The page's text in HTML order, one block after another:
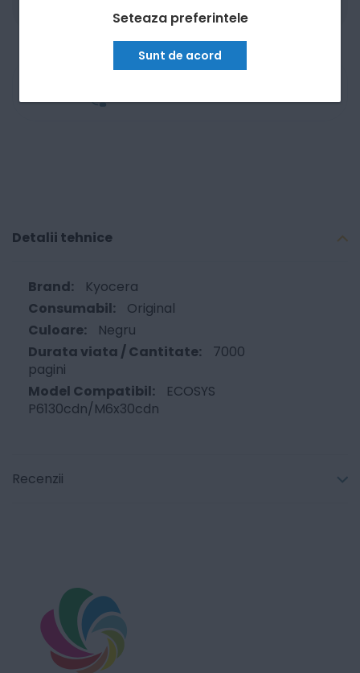
Seteaza preferintele
Sunt de acord
Detalii tehnice
Kyocera
Original
Negru
7000
pagini
ECOSYS
P6130cdn/M6x30cdn
Recenzii